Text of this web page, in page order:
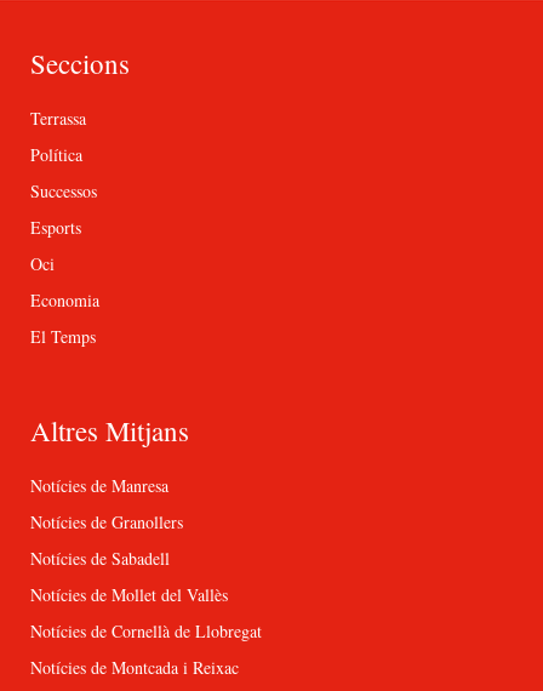
Seccions
Terrassa
Política
Successos
Esports
Oci
Economia
El Temps
Altres Mitjans
Notícies de Manresa
Notícies de Granollers
Notícies de Sabadell
Notícies de Mollet del Vallès
Notícies de Cornellà de Llobregat
Notícies de Montcada i Reixac